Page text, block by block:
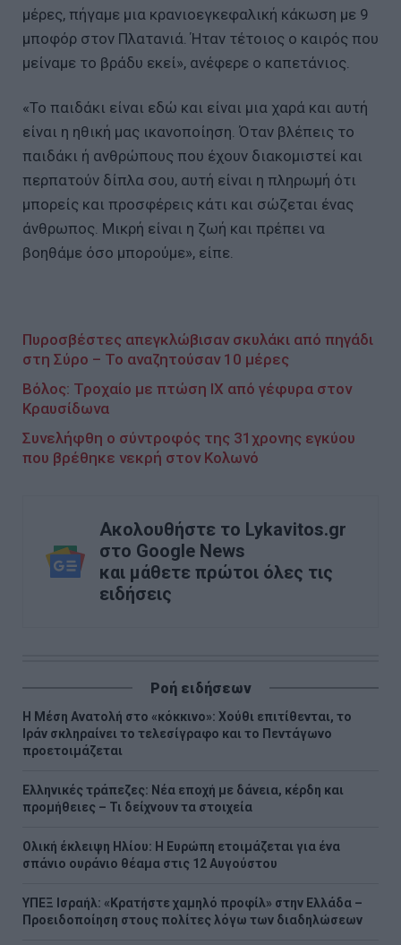
μέρες, πήγαμε μια κρανιοεγκεφαλική κάκωση με 9
μποφόρ στον Πλατανιά. Ήταν τέτοιος ο καιρός που
μείναμε το βράδυ εκεί», ανέφερε ο καπετάνιος.
«Το παιδάκι είναι εδώ και είναι μια χαρά και αυτή
είναι η ηθική μας ικανοποίηση. Όταν βλέπεις το
παιδάκι ή ανθρώπους που έχουν διακομιστεί και
περπατούν δίπλα σου, αυτή είναι η πληρωμή ότι
μπορείς και προσφέρεις κάτι και σώζεται ένας
άνθρωπος. Μικρή είναι η ζωή και πρέπει να
βοηθάμε όσο μπορούμε», είπε.
Πυροσβέστες απεγκλώβισαν σκυλάκι από πηγάδι
στη Σύρο – Το αναζητούσαν 10 μέρες
Βόλος: Τροχαίο με πτώση ΙΧ από γέφυρα στον
Κραυσίδωνα
Συνελήφθη ο σύντροφός της 31χρονης εγκύου
που βρέθηκε νεκρή στον Κολωνό
Ακολουθήστε το Lykavitos.gr
στο Google News
και μάθετε πρώτοι όλες τις
ειδήσεις
Ροή ειδήσεων
Η Μέση Ανατολή στο «κόκκινο»: Χούθι επιτίθενται, το
Ιράν σκληραίνει το τελεσίγραφο και το Πεντάγωνο
προετοιμάζεται
Ελληνικές τράπεζες: Νέα εποχή με δάνεια, κέρδη και
προμήθειες – Τι δείχνουν τα στοιχεία
Ολική έκλειψη Ηλίου: Η Ευρώπη ετοιμάζεται για ένα
σπάνιο ουράνιο θέαμα στις 12 Αυγούστου
ΥΠΕΞ Ισραήλ: «Κρατήστε χαμηλό προφίλ» στην Ελλάδα –
Προειδοποίηση στους πολίτες λόγω των διαδηλώσεων